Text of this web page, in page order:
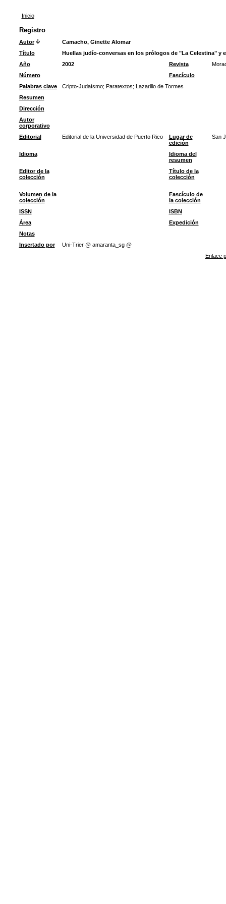
Inicio
Registro
Autor
Camacho, Ginette Alomar
Título
Huellas judío-conversas en los prólogos de "La Celestina" y
Año
2002 Revista
Número
Fascículo
Palabras clave
Cripto-Judaísmo; Paratextos; Lazarillo de Tormes
Resumen
Dirección
Autor
corporativo
Editorial
Editorial de la Universidad de Puerto Rico
Lugar de
edición
San
Idioma
Idioma del
resumen
Editor de la
colección
Título de la
colección
Volumen de la
colección
Fascículo de
la colección
ISSN
ISBN
Área
Expedición
Notas
Insertado por
Uni-Trier @ amaranta_sg @
Enlace